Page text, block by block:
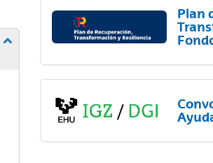
Mostrar/ocultar subpáginas
Plan